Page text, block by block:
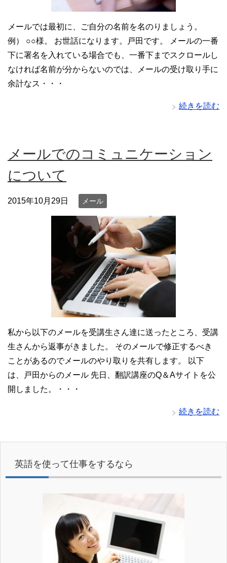
メールでは最初に、ご自分の名前を名のりましょう。
例） ○○様。 お世話になります。戸田です。 メールの一番
下に署名を入れている場合でも、一番下までスクロールし
なければ名前が分からないのでは、メールの受け取り手に
余計なス・・・
続きを読む
メールでのコミュニケーション
について
2015年10月29日 メール
私から以下のメールを受講生さん達に送ったところ、受講
生さんから返事がきました。 そのメールで修正するべき
ことがあるのでメールのやり取りを共有します。 以下
は、戸田からのメール 先日、翻訳講座のQ＆Aサイトを公
開しました。・・・
続きを読む
英語を使って仕事をするなら